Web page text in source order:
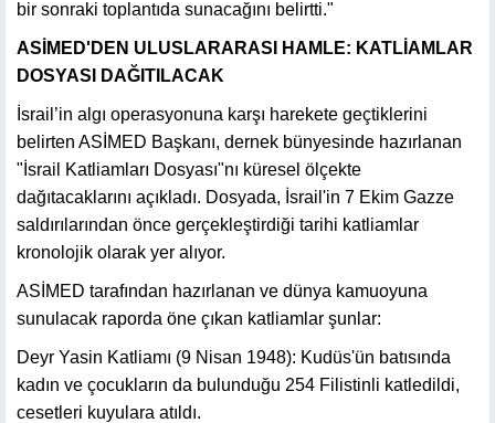
bir sonraki toplantıda sunacağını belirtti."
ASİMED'DEN ULUSLARARASI HAMLE: KATLİAMLAR
DOSYASI DAĞITILACAK
İsrail’in algı operasyonuna karşı harekete geçtiklerini
belirten ASİMED Başkanı, dernek bünyesinde hazırlanan
"İsrail Katliamları Dosyası"nı küresel ölçekte
dağıtacaklarını açıkladı. Dosyada, İsrail'in 7 Ekim Gazze
saldırılarından önce gerçekleştirdiği tarihi katliamlar
kronolojik olarak yer alıyor.
ASİMED tarafından hazırlanan ve dünya kamuoyuna
sunulacak raporda öne çıkan katliamlar şunlar:
Deyr Yasin Katliamı (9 Nisan 1948): Kudüs'ün batısında
kadın ve çocukların da bulunduğu 254 Filistinli katledildi,
cesetleri kuyulara atıldı.